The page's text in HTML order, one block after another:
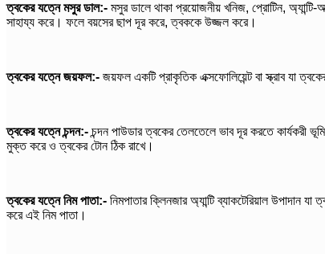
ত্বকের যত্নে মসুর ডাল:- মসুর ডালে থাকা প্রয়োজনীয় খনিজ, প্রোটিন, অ্যান্টি-
সাহায্য করে। ফলে বয়সের ছাপ দূর করে, ত্বককে উজ্জল করে।
ত্বকের যত্নে জয়ফল:- জয়ফল একটি প্রাকৃতিক এক্সফোলিয়েন্ট বা স্ক্রাব যা
ত্বকের যত্নে চন্দন:-চন্দন পাউডার ত্বকের তেলতেলে ভাব দূর করতে কার্যকরী
মুক্ত করে ও ত্বকের টোন ঠিক রাখে।
ত্বকের যত্নে নিম পাতা:- নিমপাতার ক্লিনজার অ্যান্টি ব্যাকটেরিয়াল উপাদান
করে এই নিম পাতা।